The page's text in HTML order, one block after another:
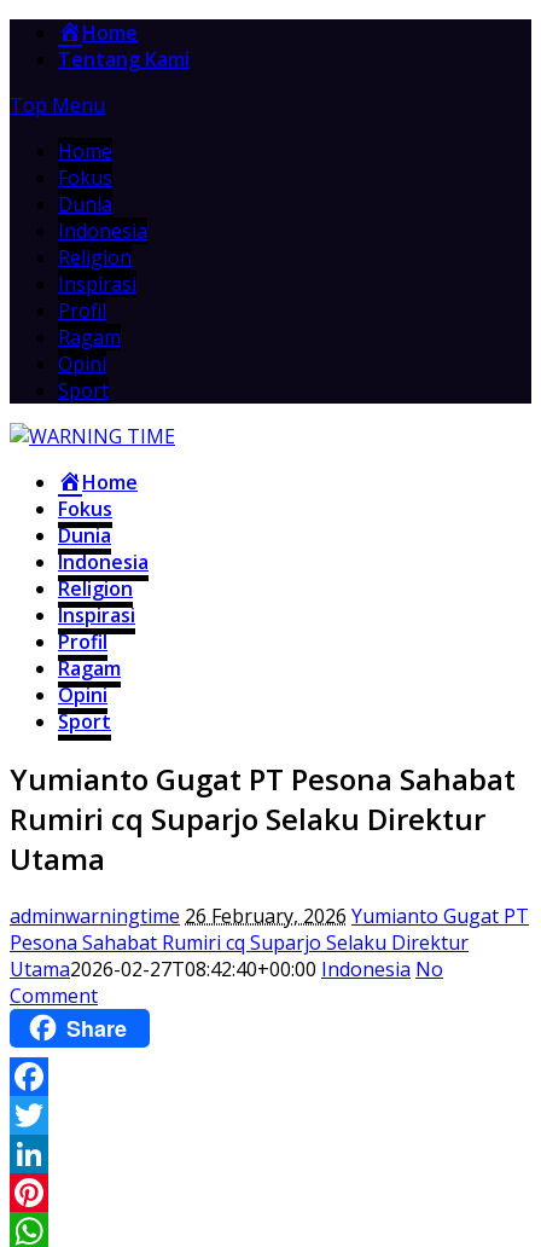
Home
Tentang Kami
Top Menu
Home
Fokus
Dunia
Indonesia
Religion
Inspirasi
Profil
Ragam
Opini
Sport
Home
Fokus
Dunia
Indonesia
Religion
Inspirasi
Profil
Ragam
Opini
Sport
Yumianto Gugat PT Pesona Sahabat
Rumiri cq Suparjo Selaku Direktur
Utama
adminwarningtime 26 February, 2026 Yumianto Gugat PT
Pesona Sahabat Rumiri cq Suparjo Selaku Direktur
Utama2026-02-27T08:42:40+00:00 Indonesia No
Comment
Share
Facebook
Twitter
LinkedIn
Pinterest